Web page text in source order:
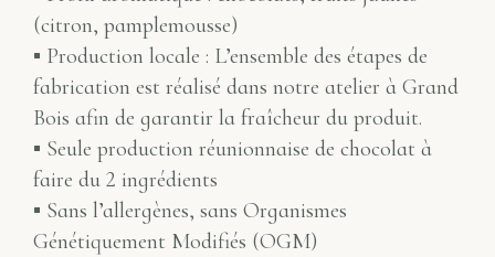
(citron, pamplemousse)
▪ Production locale : L’ensemble des étapes de
fabrication est réalisé dans notre atelier à Grand
Bois afin de garantir la fraîcheur du produit.
▪ Seule production réunionnaise de chocolat à
faire du 2 ingrédients
▪ Sans l’allergènes, sans Organismes
Génétiquement Modifiés (OGM)